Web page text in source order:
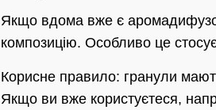
Якщо вдома вже є
композицію. Особливо це
Корисне правило: гранули
Якщо ви вже користуєтеся,